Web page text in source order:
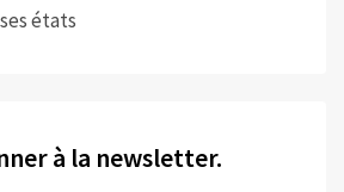
états
à la newsletter.